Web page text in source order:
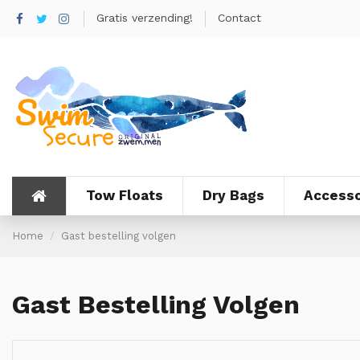
Gratis verzending! Contact
Tow Floats Dry Bags
Home Gast bestelling volgen
Gast Bestelling Volgen